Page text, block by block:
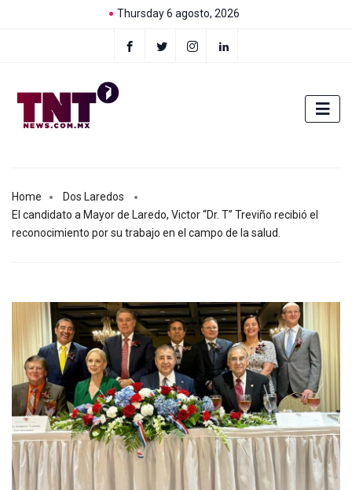
Thursday 6 agosto, 2026
Home
Dos Laredos
El candidato a Mayor de Laredo, Victor “Dr. T” Treviño recibió el
reconocimiento por su trabajo en el campo de la salud.